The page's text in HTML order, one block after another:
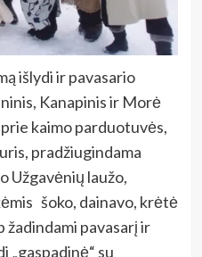
išlydi ir pavasario
Kanapinis ir Morė
kaimo parduotuvės,
pradžiugindama
Užgavėnių laužo,
šoko, dainavo, krėtė
pavasarį ir
„gaspadinė“ su